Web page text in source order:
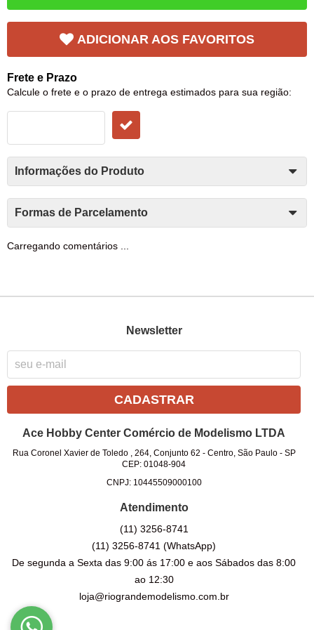
ADICIONAR AOS FAVORITOS
Frete e Prazo
Calcule o frete e o prazo de entrega estimados para sua região:
Informações do Produto
Formas de Parcelamento
Carregando comentários ...
Newsletter
CADASTRAR
Ace Hobby Center Comércio de Modelismo LTDA
Rua Coronel Xavier de Toledo , 264, Conjunto 62 - Centro, São Paulo- SP
CEP: 01048-904
CNPJ: 10445509000100
Atendimento
(11) 3256-8741
(11) 3256-8741(WhatsApp)
De segunda a Sexta das 9:00 ás 17:00 e aos Sábados das 8:00
ao 12:30
loja@riograndemodelismo.com.br